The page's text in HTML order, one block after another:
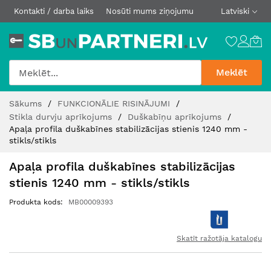
Kontakti / darba laiks Nosūti mums ziņojumu Latviski
Meklēt
Content
Sākums
FUNKCIONĀLIE RISINĀJUMI
Stikla durvju aprīkojums
Duškabīņu aprīkojums
Apaļa profila duškabīnes stabilizācijas stienis 1240 mm -
stikls/stikls
Apaļa profila duškabīnes stabilizācijas
stienis 1240 mm - stikls/stikls
Produkta kods MB00009393
Skatīt ražotāja katalogu